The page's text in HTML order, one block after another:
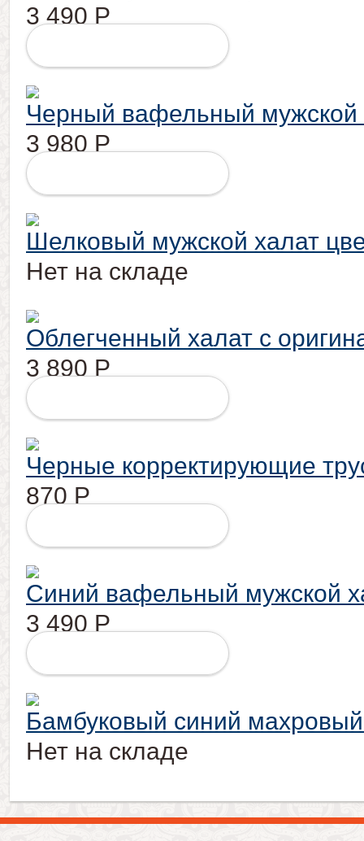
3 490 Р
Черный вафельный мужской
3 980 Р
Шелковый мужской халат
Нет на складе
Облегченный халат с
3 890 Р
Черные корректирующие
870 Р
Синий вафельный мужской
3 490 Р
Бамбуковый синий
Нет на складе